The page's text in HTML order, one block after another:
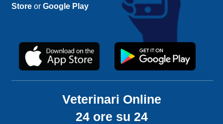
Storeor Google Play
Veterinari Online
24 ore su 24